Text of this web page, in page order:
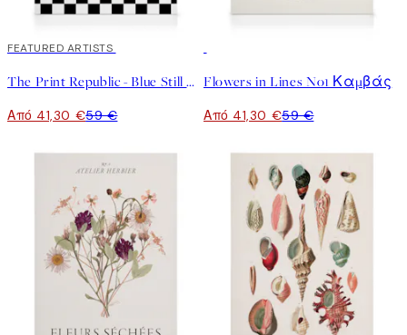
30%*
FEATURED ARTISTS
The Print Republic - Blue Still Life Poster No2 Καμβάς
Από 41,30 €59 €
Flowers in Lines No1 Καμβάς
Από 41,30 €59 €